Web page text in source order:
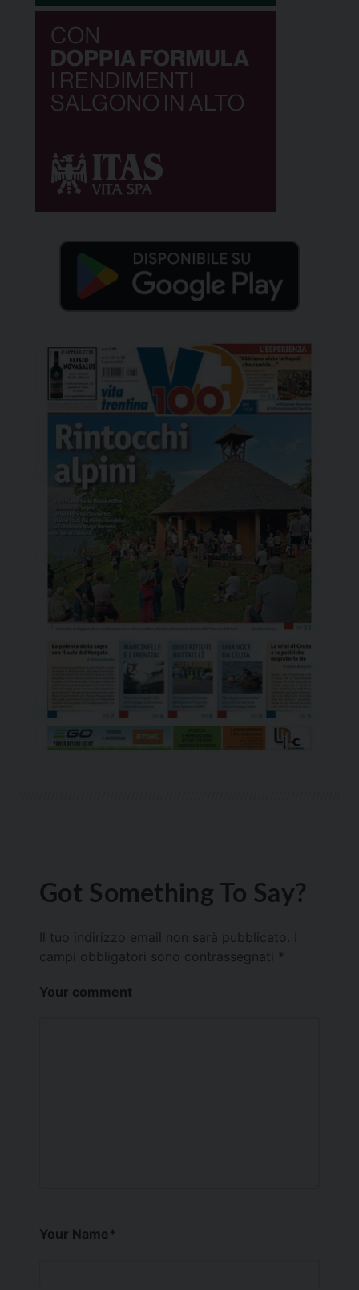
Got Something To Say?
Il tuo indirizzo email non sarà pubblicato.
campi obbligatori sono contrassegnati *
Your comment
Your Name*